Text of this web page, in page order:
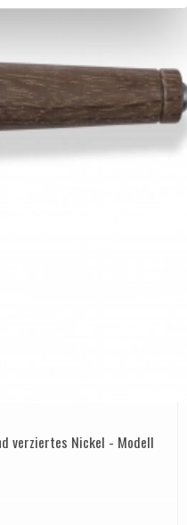
verziertes Nickel - Modell